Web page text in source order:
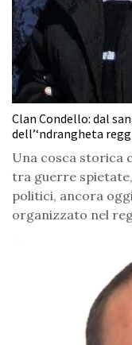
Clan Condello: dal
dell’‘ndrangheta
Una cosca storica
tra guerre
politici, ancora
organizzato nel